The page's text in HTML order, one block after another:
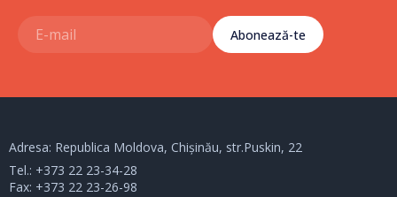
Abonează-te
Adresa: Republica Moldova, Chișinău, str.Puskin, 22
Tel.: +373 22 23-34-28
Fax: +373 22 23-26-98